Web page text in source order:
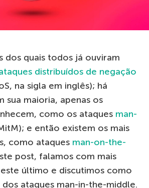
dos quais todos já ouviram
distribuídos de negação
na sigla em inglês); há
sua maioria, apenas os
como os ataques man-
e então existem os mais
como ataques man-on-the-
post, falamos com mais
último e discutimos como
ataques man-in-the-middle.